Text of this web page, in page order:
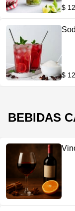
$
$
BEBIDAS